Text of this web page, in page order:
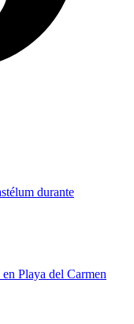
durante
Playa del Carmen